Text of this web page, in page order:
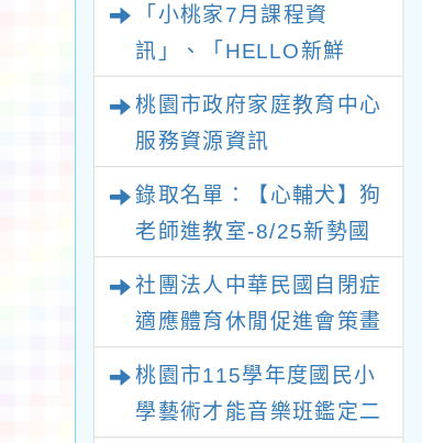
「小桃家7月課程資
訊」、「HELLO新鮮
坊」、「祖孫樂淘桃創意
照片徵件活動」
桃園市政府家庭教育中心
服務資源資訊
錄取名單：【心輔犬】狗
老師進教室-8/25新勢國
社團法人中華民國自閉症
適應體育休閒促進會策畫
辦理2026新北市第十二
屆“點亮星光、愛心永傳”
關懷自閉症公益路跑活動
桃園市115學年度國民小
學藝術才能音樂班鑑定二
人台灣大心社
協會辦理「兒
員輔導支持資
轉知中華民國家庭照
顧者關懷總會辦理
113年度家照學院系